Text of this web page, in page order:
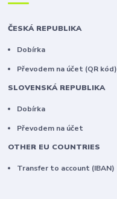
ČESKÁ REPUBLIKA
Dobírka
Převodem na účet (QR kód)
SLOVENSKÁ REPUBLIKA
Dobírka
Převodem na účet
OTHER EU COUNTRIES
Transfer to account (IBAN)